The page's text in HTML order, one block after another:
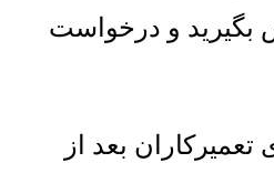
بگیرید و درخواست
بعد از